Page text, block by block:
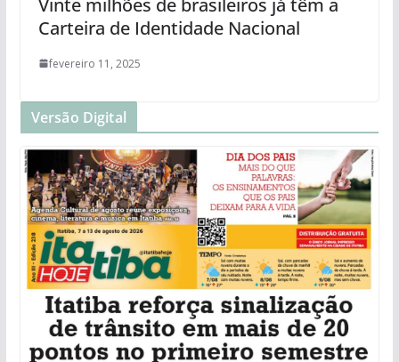
Carteira de Identidade Nacional
fevereiro 11, 2025
Versão Digital